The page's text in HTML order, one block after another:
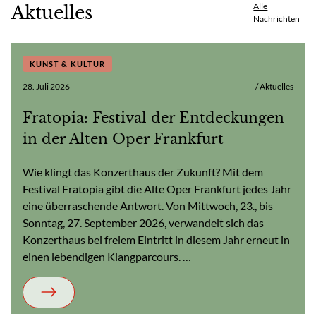
Aktuelles
Alle
Nachrichten
KUNST & KULTUR
28. Juli 2026 / Aktuelles
Fratopia: Festival der Entdeckungen
in der Alten Oper Frankfurt
Wie klingt das Konzerthaus der Zukunft? Mit dem
Festival Fratopia gibt die Alte Oper Frankfurt jedes Jahr
eine überraschende Antwort. Von Mittwoch, 23., bis
Sonntag, 27. September 2026, verwandelt sich das
Konzerthaus bei freiem Eintritt in diesem Jahr erneut in
einen lebendigen Klangparcours. …